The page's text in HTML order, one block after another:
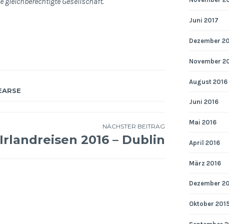
NÄCHSTER BEITRAG
Irlandreisen 2016 – Dublin
Juni 2017
Dezember
November
August 2016
Juni 2016
Mai 2016
April 2016
März 2016
Dezember
Oktober